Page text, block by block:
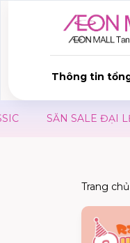
Thông tin
SĂN SALE ĐẠI LỄ –
Trang chủ